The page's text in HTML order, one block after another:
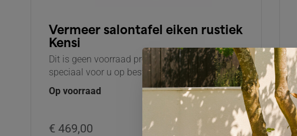
Vermeer salontafel eiken rustiek
Kensi
Dit is geen voorraad product maar wordt
speciaal voor u op bestelling gemaakt,
Op voorraad
€ 469,00